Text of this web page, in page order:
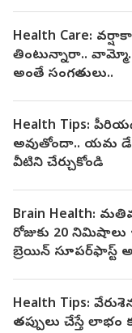
Health Care:
తింటున్నారా..
అంతే సంగతులు..
Health Tips:
అవుతోందా.. యమ
వీటిని చేర్చుకోండి
Brain Health:
రోజుకు 20
బ్రెయిన్ సూపర్‌ఫాస్ట్
Health Tips:
తప్పులు చేస్తే లాభం